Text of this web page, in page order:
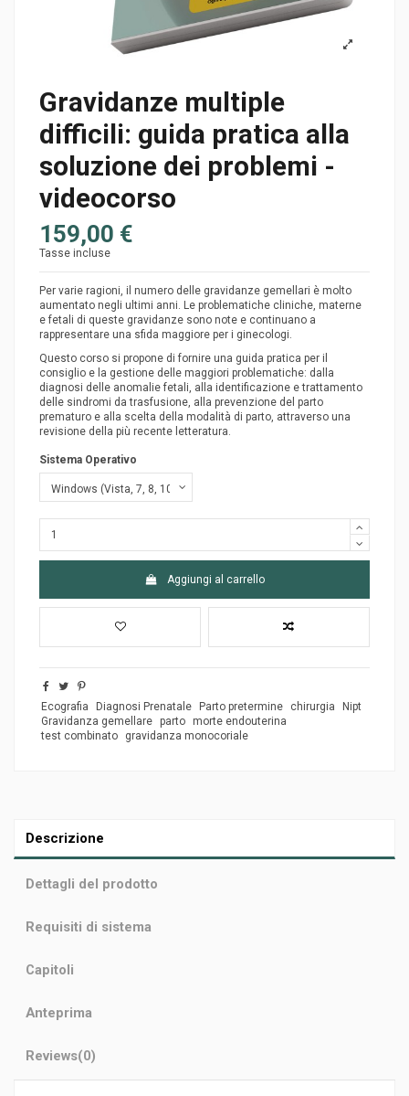
Gravidanze multiple
difficili: guida pratica alla
soluzione dei problemi -
videocorso
159,00 €
Tasse incluse
Per varie ragioni, il numero delle gravidanze gemellari è molto
aumentato negli ultimi anni. Le problematiche cliniche, materne
e fetali di queste gravidanze sono note e continuano a
rappresentare una sfida maggiore per i ginecologi.
Questo corso si propone di fornire una guida pratica per il
consiglio e la gestione delle maggiori problematiche: dalla
diagnosi delle anomalie fetali, alla identificazione e trattamento
delle sindromi da trasfusione, alla prevenzione del parto
prematuro e alla scelta della modalità di parto, attraverso una
revisione della più recente letteratura.
Sistema Operativo
Aggiungi al carrello
Ecografia Diagnosi Prenatale Parto pretermine chirurgia
Nipt
Gravidanza gemellare
parto
morte endouterina
test combinato
gravidanza monocoriale
Descrizione
Dettagli del prodotto
Requisiti di sistema
Capitoli
Anteprima
Reviews(0)